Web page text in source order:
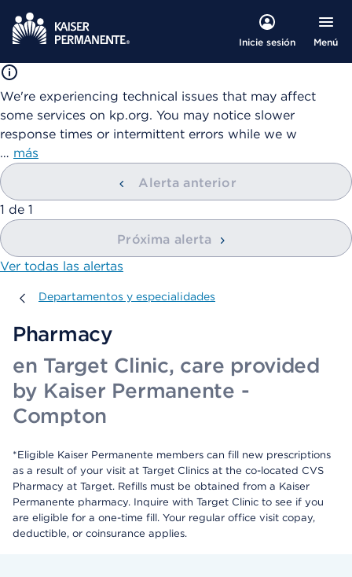
Inicie sesión Menú
We're experiencing technical issues that may affect
some services on kp.org. You may notice slower
response times or intermittent errors while we w
… más
Alerta anterior
mostrando
1 de 1
Próxima alerta
Ver todas las alertas
Departamentos y especialidades
Departamentos y especialidades
Pharmacy
en Target Clinic, care provided
by Kaiser Permanente -
Compton
*Eligible Kaiser Permanente members can fill new prescriptions
as a result of your visit at Target Clinics at the co-located CVS
Pharmacy at Target. Refills must be obtained from a Kaiser
Permanente pharmacy. Inquire with Target Clinic to see if you
are eligible for a one-time fill. Your regular office visit copay,
deductible, or coinsurance applies.